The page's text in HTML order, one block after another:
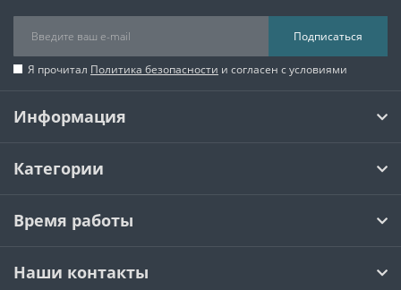
Подписаться
Я прочитал Политика безопасности и согласен с условиями
Информация
Категории
Время работы
Наши контакты